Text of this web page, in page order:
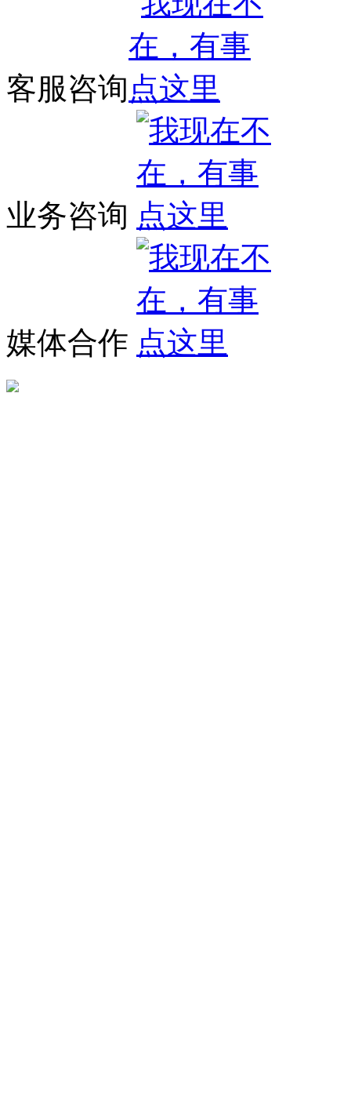
客服咨询
业务咨询
媒体合作